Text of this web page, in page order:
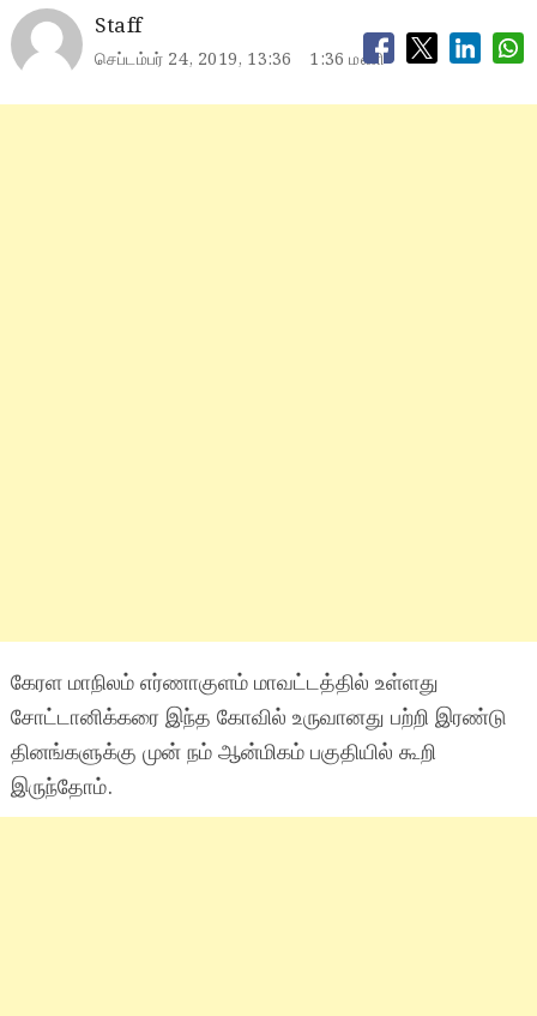
Staff
செப்டம்பர் 24, 2019, 13:36 1:36 மணி
கேரள மாநிலம் எர்ணாகுளம் மாவட்டத்தில் உள்ளது
சோட்டானிக்கரை இந்த கோவில் உருவானது பற்றி இரண்டு
தினங்களுக்கு முன் நம் ஆன்மிகம் பகுதியில் கூறி
இருந்தோம்.